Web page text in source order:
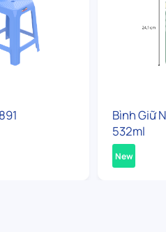
Bình Giữ
532ml
New